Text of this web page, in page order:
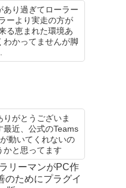
あり過ぎてローラー
ーより実走の方が
る恵まれた環境あ
わかってませんが脚
りがとうございま
最近、公式のTeams
動いてくれないの
かと思ってます
リーマンがPC作
のためにプラグイ